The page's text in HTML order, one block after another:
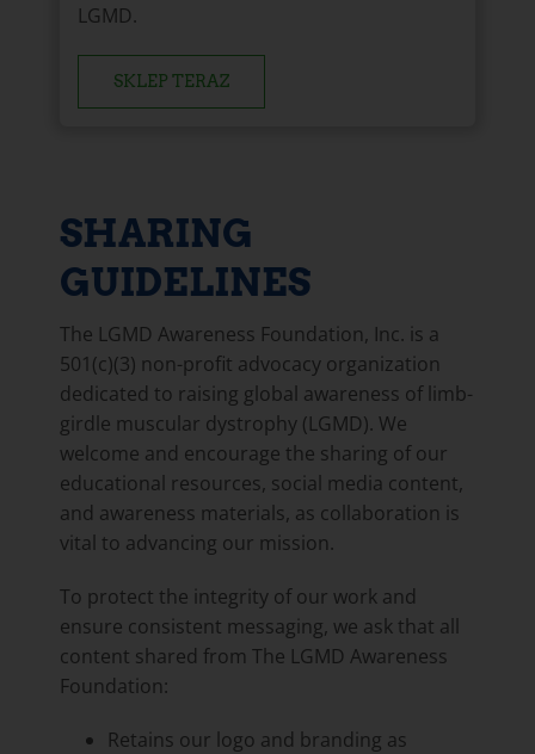
LGMD.
SKLEP TERAZ
SHARING
GUIDELINES
The LGMD Awareness Foundation, Inc. is a
501(c)(3) non-profit advocacy organization
dedicated to raising global awareness of limb-
girdle muscular dystrophy (LGMD). We
welcome and encourage the sharing of our
educational resources, social media content,
and awareness materials, as collaboration is
vital to advancing our mission.
To protect the integrity of our work and
ensure consistent messaging, we ask that all
content shared from The LGMD Awareness
Foundation:
Retains our logo and branding as